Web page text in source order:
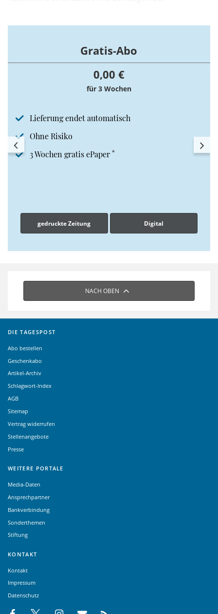
Hochschule Heiligenkreuz zogen sich den Neid
Gratis-Abo
0,00 €
für 3 Wochen
Lieferung endet automatisch
Ohne Risiko
3 Wochen gratis ePaper *
gedruckte Zeitung Digital
NACH OBEN
DIE TAGESPOST
Abo bestellen
Geschenkabo
Artikel-Archiv
Schlagwort-Index
AGB
Sitemap
Vertrag widerrufen
Stellenangebote
Presse
WEITERE PORTALE
Media-Daten
Ansprechpartner
Bankverbindung
Sonderthemen
Stiftung
KONTAKT
Kontakt
Impressum
Datenschutz